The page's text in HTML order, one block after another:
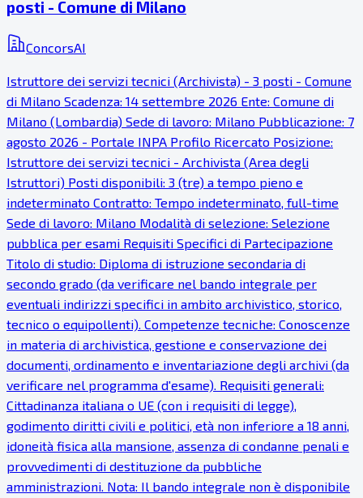
posti - Comune di Milano
ConcorsAI
Istruttore dei servizi tecnici (Archivista) - 3 posti - Comune
di Milano Scadenza: 14 settembre 2026 Ente: Comune di
Milano (Lombardia) Sede di lavoro: Milano Pubblicazione: 7
agosto 2026 - Portale INPA Profilo Ricercato Posizione:
Istruttore dei servizi tecnici - Archivista (Area degli
Istruttori) Posti disponibili: 3 (tre) a tempo pieno e
indeterminato Contratto: Tempo indeterminato, full-time
Sede di lavoro: Milano Modalità di selezione: Selezione
pubblica per esami Requisiti Specifici di Partecipazione
Titolo di studio: Diploma di istruzione secondaria di
secondo grado (da verificare nel bando integrale per
eventuali indirizzi specifici in ambito archivistico, storico,
tecnico o equipollenti). Competenze tecniche: Conoscenze
in materia di archivistica, gestione e conservazione dei
documenti, ordinamento e inventariazione degli archivi (da
verificare nel programma d'esame). Requisiti generali:
Cittadinanza italiana o UE (con i requisiti di legge),
godimento diritti civili e politici, età non inferiore a 18 anni,
idoneità fisica alla mansione, assenza di condanne penali e
provvedimenti di destituzione da pubbliche
amministrazioni. Nota: Il bando integrale non è disponibile